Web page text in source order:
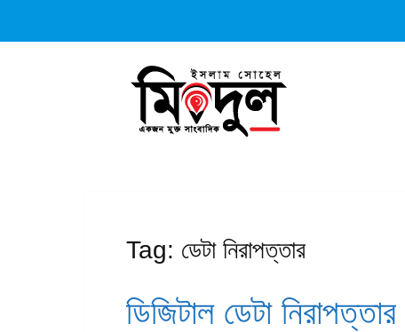
Tag: ডেটা নিরাপত্তার
ডিজিটাল ডেটা